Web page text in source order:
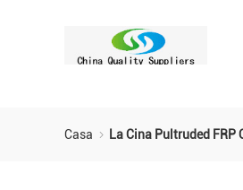
Casa La Cina Pultruded FRP